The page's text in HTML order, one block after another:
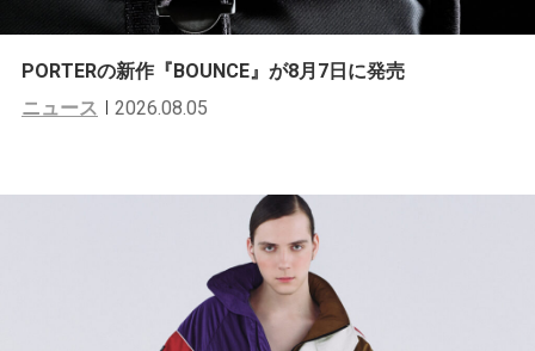
PORTERの新作『BOUNCE』が8月7日に発売
ニュース
2026.08.05